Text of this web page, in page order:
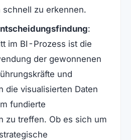
schnell zu erkennen.
:
im BI-Prozess ist die
der gewonnenen
und
die visualisierten Daten
fundierte
zu treffen. Ob es sich um